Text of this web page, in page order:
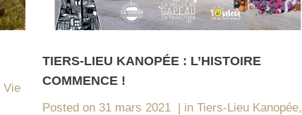
Vie
TIERS-LIEU KANOPÉE : L’HISTOIRE
COMMENCE !
Posted on 31 mars 2021 in Tiers-Lieu Kanopée,